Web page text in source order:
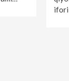
ifori